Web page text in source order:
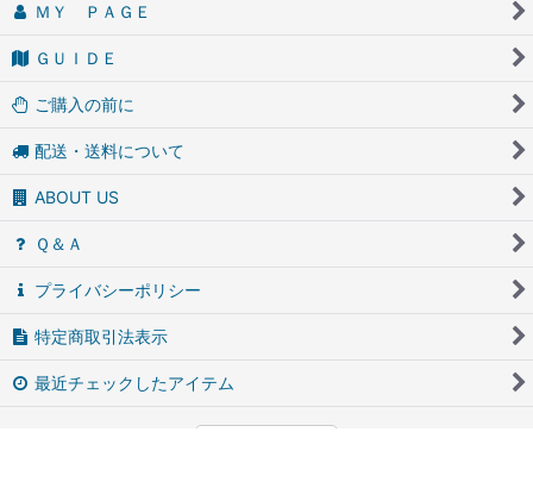
ＭＹ ＰＡＧＥ
ＧＵＩＤＥ
ご購入の前に
配送・送料について
ABOUT US
Ｑ＆Ａ
プライバシーポリシー
特定商取引法表示
最近チェックしたアイテム